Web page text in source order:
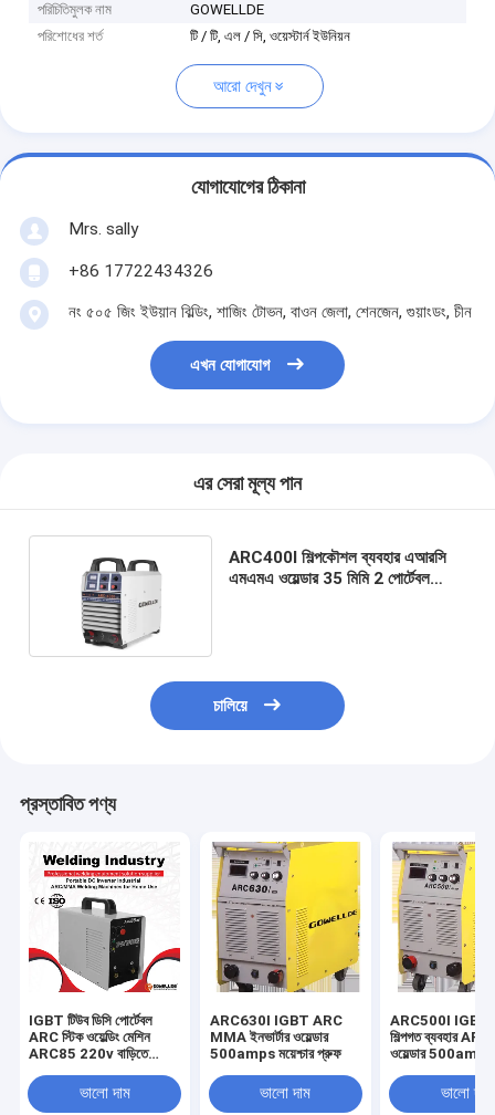
পরিচিতিমুলক নাম
GOWELLDE
পরিশোধের শর্ত
টি / টি, এল / সি, ওয়েস্টার্ন ইউনিয়ন
আরো দেখুন
যোগাযোগের ঠিকানা
Mrs. sally
+86 17722434326
নং ৫০৫ জিং ইউয়ান বিল্ডিং, শাজিং টোভন, বাওন জেলা, শেনজেন, গুয়াংডং, চীন
এখন যোগাযোগ
এর সেরা মূল্য পান
ARC400I শিল্পকৌশল ব্যবহার এআরসি
এমএমএ ওয়েল্ডার 35 মিমি 2 পোর্টেবল
চালিয়ে
প্রস্তাবিত পণ্য
IGBT টিউব ডিসি পোর্টেবল
ARC স্টিক ওয়েল্ডিং মেশিন
ARC85 220v বাড়িতে
ভালো দাম
ARC630I IGBT ARC
MMA ইনভার্টার ওয়েল্ডার
500amps ময়েশ্চার প্রুফ
ভালো দাম
ARC500I IGBT
শিল্পগত ব্যবহার
ওয়েল্ডার 500amps
ভালো দাম